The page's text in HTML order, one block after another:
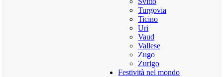
Turgovia
Ticino
Uri
Vaud
Vallese
Zugo
Zurigo
Festività nel mondo